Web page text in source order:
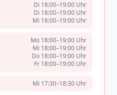
Di 18:00–19:00 Uhr
Di 18:00–19:00 Uhr
Mi 18:00–19:00 Uhr
Mo 18:00–19:00 Uhr
Mi 18:00–19:00 Uhr
Do 18:00–19:00 Uhr
Fr 18:00–19:00 Uhr
Mi 17:30–18:30 Uhr